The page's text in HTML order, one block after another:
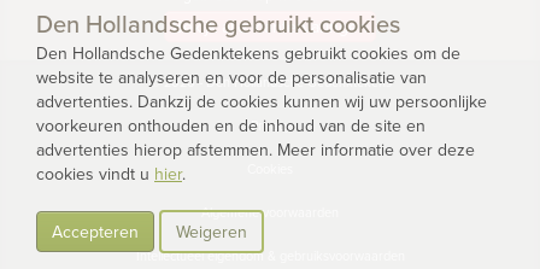
Bekijk alle klantervaringen
© 2026 - Den Hollandsche Gedenktekens
Privacy
Algemene voorwaarden
Intellectueel eigendom & gebruiksvoorwaarden
Den Hollandsche gebruikt cookies
Den Hollandsche Gedenktekens gebruikt cookies om de
website te analyseren en voor de personalisatie van
advertenties. Dankzij de cookies kunnen wij uw persoonlijke
voorkeuren onthouden en de inhoud van de site en
advertenties hierop afstemmen. Meer informatie over deze
cookies vindt u hier.
Accepteren Weigeren